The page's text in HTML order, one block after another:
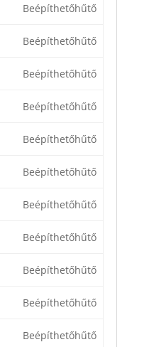
Beépíthetőhűtő
Beépíthetőhűtő
Beépíthetőhűtő
Beépíthetőhűtő
Beépíthetőhűtő
Beépíthetőhűtő
Beépíthetőhűtő
Beépíthetőhűtő
Beépíthetőhűtő
Beépíthetőhűtő
Beépíthetőhűtő